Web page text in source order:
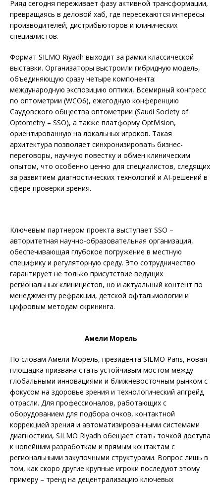
Рияд сегодня переживает фазу активной трансформации,
превращаясь в деловой хаб, где пересекаются интересы
производителей, дистрибьюторов и клинических
специалистов.
Формат SILMO Riyadh выходит за рамки классической
выставки. Организаторы выстроили гибридную модель,
объединяющую сразу четыре компонента:
международную экспозицию оптики, Всемирный конгресс
по оптометрии (WCO6), ежегодную конференцию
Саудовского общества оптометрии (Saudi Society of
Optometry – SSO), а также платформу OptiVision,
ориентированную на локальных игроков. Такая
архитектура позволяет синхронизировать бизнес-
переговоры, научную повестку и обмен клиническим
опытом, что особенно ценно для специалистов, следящих
за развитием диагностических технологий и AI-решений в
сфере проверки зрения.
Ключевым партнером проекта выступает SSO –
авторитетная научно-образовательная организация,
обеспечивающая глубокое погружение в местную
специфику и регуляторную среду. Это сотрудничество
гарантирует не только присутствие ведущих
региональных клиницистов, но и актуальный контент по
менеджменту рефракции, детской офтальмологии и
цифровым методам скрининга.
Амели Морель
По словам Амели Морель, президента SILMO Paris, новая
площадка призвана стать устойчивым мостом между
глобальными инновациями и ближневосточным рынком с
фокусом на здоровье зрения и технологический апгрейд
отрасли. Для профессионалов, работающих с
оборудованием для подбора очков, контактной
коррекцией зрения и автоматизированными системами
диагностики, SILMO Riyadh обещает стать точкой доступа
к новейшим разработкам и прямым контактам с
региональными закупочными структурами. Вопрос лишь в
том, как скоро другие крупные игроки последуют этому
примеру – тренд на децентрализацию ключевых